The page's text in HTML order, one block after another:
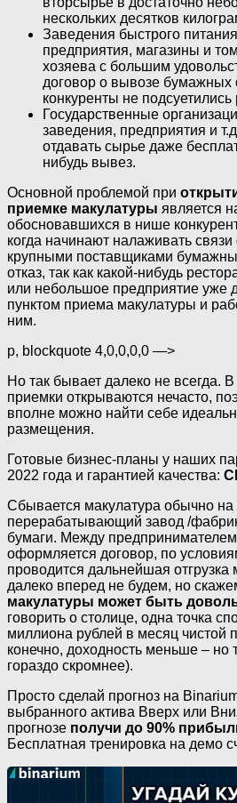
нескольких десятков
Заведения быстрого
предприятия, магазины и
хозяева с большим
договор о вывозе бумажных
конкуренты не
Государственные
заведения, предприятия и
отдавать сырье даже
нибудь вывез.
Основной проблемой при
приемке макулатуры является
обосновавшихся в нише
когда начинают налаживать
крупными поставщиками
отказ, так как какой-нибудь
или небольшое предприятие уже
пунктом приема макулатуры и
ним.
p, blockquote 4,0,0,0,0 —>
Но так бывает далеко не всегда.
приемки открываются нечасто,
вполне можно найти себе
размещения.
Готовые бизнес-планы у наших
2022 года и гарантией качества:
Сбывается макулатура обычно
перерабатывающий завод /
бумаги. Между
оформляется договор, по
проводится дальнейшая отгрузка
далеко вперед не будем, но
макулатуры может быть
говорить о столице, одна точка
миллиона рублей в месяц чистой
конечно, доходность меньше –
гораздо скромнее).
Просто сделай прогноз на
выбранного актива Вверх или
прогнозе получи до 90%
Бесплатная тренировка на демо